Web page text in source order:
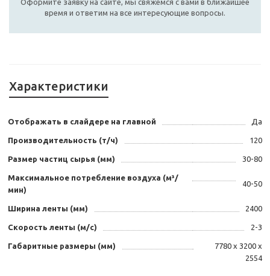
Оформите заявку на сайте, мы свяжемся с вами в ближайшее
время и ответим на все интересующие вопросы.
Характеристики
Отображать в слайдере на главной Да
Производительность (т/ч) 120
Размер частиц сырья (мм) 30-80
Максимальное потребление воздуха (м³/
мин)
40-50
Ширина ленты (мм) 2400
Скорость ленты (м/с) 2-3
Габаритные размеры (мм)
7780 х 3200 х
2554